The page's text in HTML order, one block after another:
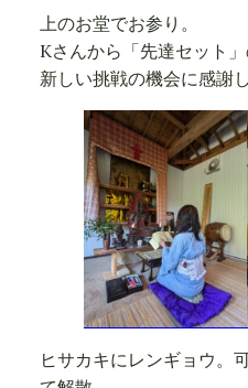
上のお堂でお参り。
Kさんから「先達セット」
新しい挑戦の機会に感謝
ヒサカキにレンギョウ。